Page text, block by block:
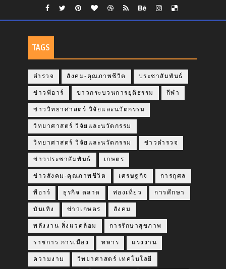
TAGS
ตำรวจ สังคม-คุณภาพชีวิต ประชาสัมพันธ์
ข่าวพีอาร์ ข่าวกระบวนการยุติธรรม กีฬา
ข่าววิทยาศาสตร์ วิจัยและนวัตกรรม
วิทยาศาสตร์ วิจัยและนวัตกรรม
วิทยาศาสตร์ วิจัยและนวัตกรรม ข่าวตำรวจ
ข่าวประชาสัมพันธ์ เกษตร
ข่าวสังคม-คุณภาพชีวิต เศรษฐกิจ การกุศล
พีอาร์ ธุรกิจ ตลาด ท่องเที่ยว การศึกษา
บันเทิง ข่าวเกษตร สังคม
พลังงาน สิ่งแวดล้อม การรักษาสุขภาพ
ราชการ การเมือง ทหาร แรงงาน
ความงาม วิทยาศาสตร์ เทคโนโลยี